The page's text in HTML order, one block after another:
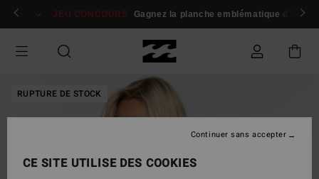
Passer
Se connecter / s'inscrire
JEU CONCOURS Gagnez la planche emblématique d'Andy
RUPTURE DE STOCK
CE SITE UTILISE DES COOKIES
Continuer sans accepter